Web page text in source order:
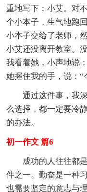
重地写下：小艾。对
个小本子，生气地跑
小本子交给了老师，
小艾还没离开教室。
我看着她，小声地说
她握住我的手，说：“
通过这件事，我深
么选择，都一定要冷
的办法。
初一作文 篇6
成功的人往往都是
件之一。勤奋是一种
也需要坚定的意志与理